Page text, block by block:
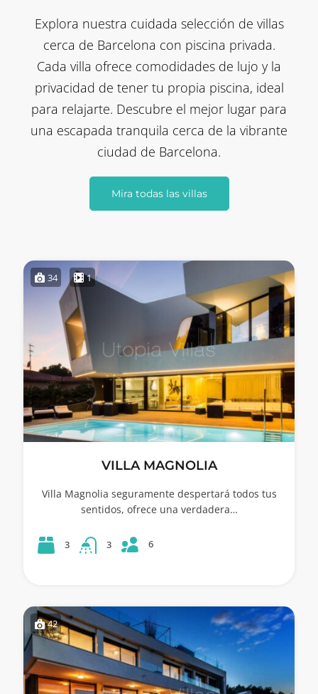
Explora nuestra cuidada selección de villas
cerca de Barcelona con piscina privada.
Cada villa ofrece comodidades de lujo y la
privacidad de tener tu propia piscina, ideal
para relajarte. Descubre el mejor lugar para
una escapada tranquila cerca de la vibrante
ciudad de Barcelona.
Mira todas las villas
34 1
VILLA MAGNOLIA
Villa Magnolia seguramente despertará todos tus
sentidos, ofrece una verdadera…
3 3 6
42